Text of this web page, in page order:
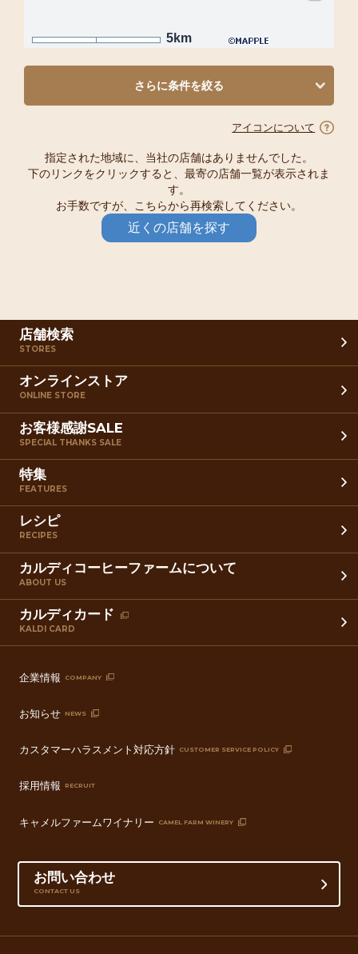
5km
さらに条件を絞る
アイコンについて
指定された地域に、当社の店舗はありませんでした。
下のリンクをクリックすると、最寄の店舗一覧が表示されま
す。
お手数ですが、こちらから再検索してください。
近くの店舗を探す
店舗検索
STORES
オンラインストア
ONLINE STORE
お客様感謝SALE
SPECIAL THANKS SALE
特集
FEATURES
レシピ
RECIPES
カルディコーヒーファームについて
ABOUT US
カルディカード
KALDI CARD
企業情報 COMPANY
お知らせ NEWS
カスタマーハラスメント対応方針 CUSTOMER SERVICE POLICY
採用情報 RECRUIT
キャメルファームワイナリー CAMEL FARM WINERY
お問い合わせ
CONTACT US